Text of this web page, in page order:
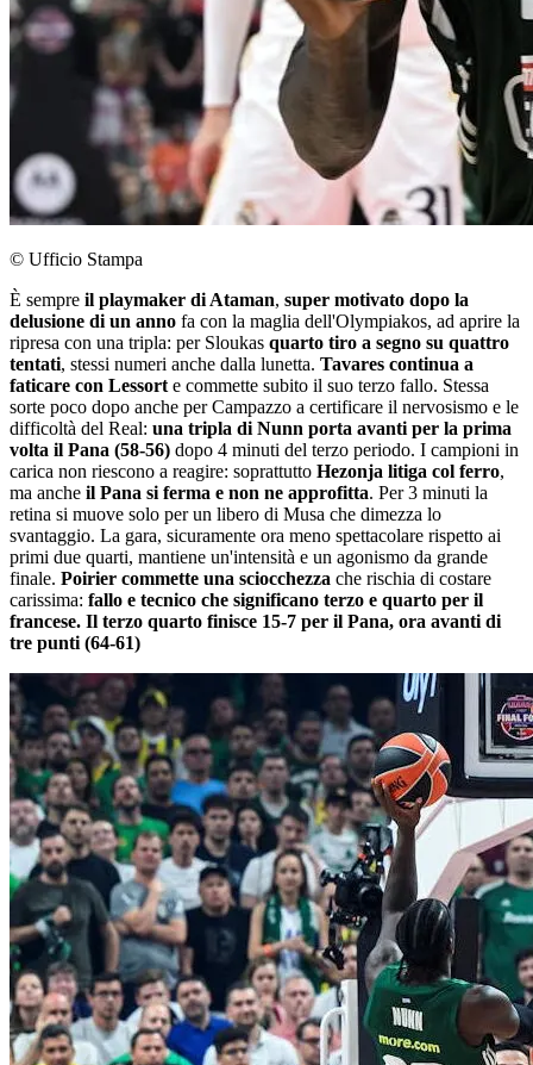
© Ufficio Stampa
È sempre il playmaker di Ataman, super motivato dopo la
delusione di un anno fa con la maglia dell'Olympiakos, ad aprire la
ripresa con una tripla: per Sloukas quarto tiro a segno su quattro
tentati, stessi numeri anche dalla lunetta. Tavares continua a
faticare con Lessort e commette subito il suo terzo fallo. Stessa
sorte poco dopo anche per Campazzo a certificare il nervosismo e le
difficoltà del Real: una tripla di Nunn porta avanti per la prima
volta il Pana (58-56) dopo 4 minuti del terzo periodo. I campioni in
carica non riescono a reagire: soprattutto Hezonja litiga col ferro,
ma anche il Pana si ferma e non ne approfitta. Per 3 minuti la
retina si muove solo per un libero di Musa che dimezza lo
svantaggio. La gara, sicuramente ora meno spettacolare rispetto ai
primi due quarti, mantiene un'intensità e un agonismo da grande
finale. Poirier commette una sciocchezza che rischia di costare
carissima: fallo e tecnico che significano terzo e quarto per il
francese. Il terzo quarto finisce 15-7 per il Pana, ora avanti di
tre punti (64-61)